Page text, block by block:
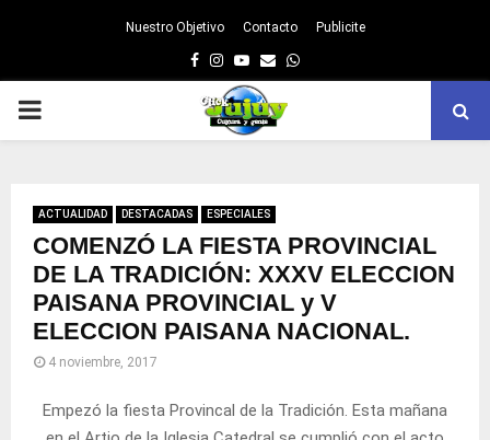
Nuestro Objetivo Contacto Publicite
Facebook
Instagram
Youtube
EmailWhatsapp
PRIMARY
ACTUALIDAD DESTACADAS ESPECIALES
COMENZÓ LA FIESTA PROVINCIAL
DE LA TRADICIÓN: XXXV ELECCION
PAISANA PROVINCIAL y V
ELECCION PAISANA NACIONAL.
4 noviembre, 2017
Empezó la fiesta Provincal de la Tradición. Esta mañana